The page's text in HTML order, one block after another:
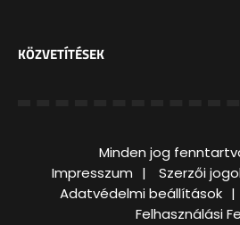
KÖZVETÍTÉSEK
Minden jog
Impresszum
Szerzői
Adatvédelmi beállítások
Felhasználási